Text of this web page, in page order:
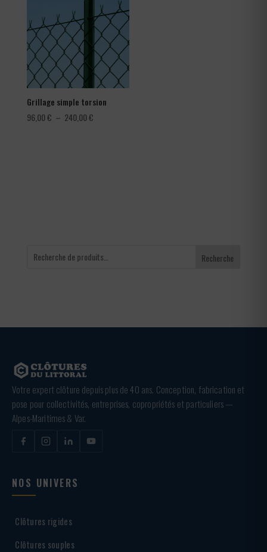
Grillage simple torsion
96,00€ – 240,00€Plage
Recherche
Votre expert clôture depuis plus de 40 ans. Conception, fabrication et
pose pour collectivités, entreprises, copropriétés et particuliers —
Alpes-Maritimes & Var.
NOS UNIVERS
Clôtures rigides
Clôtures souples